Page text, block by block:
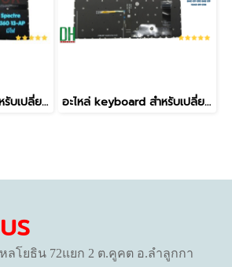
อะไหล่ keyboard สำหรับเปลี่ยน รุ่น Spectre X360 13-AP,ENVY x360 13-AR,13-AG 13-AH มีไฟ อะไหล่ keyboard สำหรับเปลี่ยน รุ่น EliteBook 840 G9 830 G9 845 G9 EliteBook 830 G9 G10 840 G9 G10 845 G9 1040 G9 G10 มีไฟ
หลโยธิน 72แยก 2 ต.คูคต อ.ลำลูกกา